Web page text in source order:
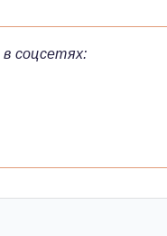
соцсетях: